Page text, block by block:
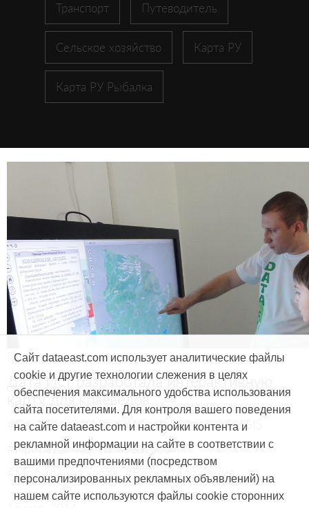
Транспорт Путеводитель
Сельское хозяйство Карта РУ
Карта РУ Рыбалка
Продукты и услуги
Дата Ист разработала интерактивную
карту для краеведов
#CarryMap #Интерактивная карта #ArcGIS
#Природа #Дети #География
#Мобильная карта #Веб-приложение
Сайт dataeast.com использует аналитические файлы
cookie и другие технологии слежения в целях
обеспечения максимального удобства использования
сайта посетителями. Для контроля вашего поведения
на сайте dataeast.com и настройки контента и
рекламной информации на сайте в соответствии с
вашими предпочтениями (посредством
персонализированных рекламных объявлений) на
нашем сайте используются файлы cookie сторонних